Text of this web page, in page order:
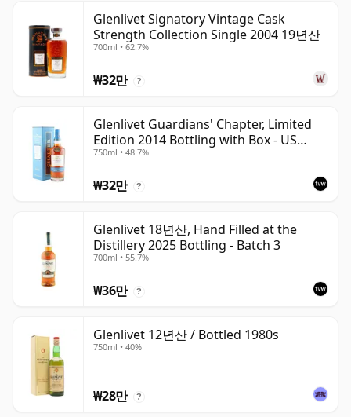
Glenlivet Signatory Vintage Cask
Strength Collection Single 2004 19년산
700ml • 62.7%
₩32만 ?
Glenlivet Guardians' Chapter, Limited
Edition 2014 Bottling with Box - US
Import
750ml • 48.7%
₩32만 ?
Glenlivet 18년산, Hand Filled at the
Distillery 2025 Bottling - Batch 3
700ml • 55.7%
₩36만 ?
Glenlivet 12년산 / Bottled 1980s
750ml • 40%
₩28만 ?